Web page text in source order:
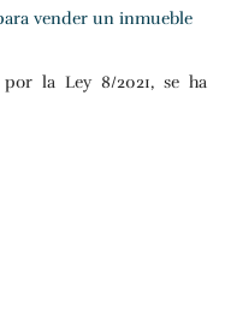
vender un inmueble
la Ley 8/2021, se ha